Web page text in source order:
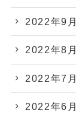
2022年9月
2022年8月
2022年7月
2022年6月